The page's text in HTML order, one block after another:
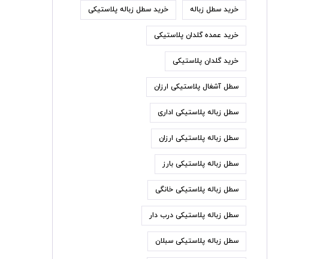
خرید سطل زباله خرید سطل زباله پلاستیکی
خرید عمده گلدان پلاستیکی
خرید گلدان پلاستیکی
سطل آشغال پلاستیکی ارزان
سطل زباله پلاستیکی اداری
سطل زباله پلاستیکی ارزان
سطل زباله پلاستیکی بارز
سطل زباله پلاستیکی خانگی
سطل زباله پلاستیکی درب دار
سطل زباله پلاستیکی سبلان